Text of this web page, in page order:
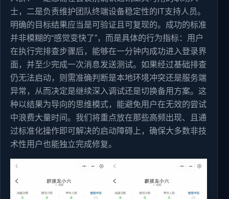
士，二是负责维护团队终端设备稳定性的IT支持人员。
明确的目标结果应当是可验证且可复现的。成功的标准
并非模糊的“感觉变快了”，而是具体的行为指标：用户
在执行完排查步骤后，能够在一分钟内成功进入登录界
面，并至少完成一次消息发送测试。如果经过基础排查
仍无法启动，则需准确判断是本地环境冲突还是服务端
异常，从而决定是继续深入调试还是切换备用方案。这
种以结果为导向的思维模式，能避免用户在无效的尝试
中浪费大量时间。我们将重点放在那些高频出现、且通
过标准化操作即可解决的启动障碍上，确保大多数非技
术性用户也能独立完成修复。